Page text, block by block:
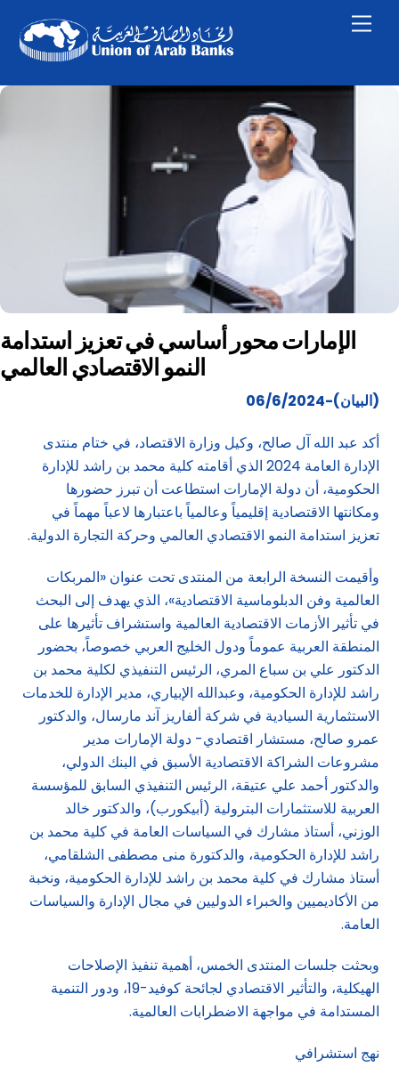
content
الإمارات محور أساسي في تعزيز استدامة
النمو الاقتصادي العالمي
(البيان)-06/6/2024
أكد عبد الله آل صالح، وكيل وزارة الاقتصاد، في ختام منتدى
الإدارة العامة 2024 الذي أقامته كلية محمد بن راشد للإدارة
الحكومية، أن دولة الإمارات استطاعت أن تبرز حضورها
ومكانتها الاقتصادية إقليمياً وعالمياً باعتبارها لاعباً مهماً في
تعزيز استدامة النمو الاقتصادي العالمي وحركة التجارة الدولية.
وأقيمت النسخة الرابعة من المنتدى تحت عنوان «المربكات
العالمية وفن الدبلوماسية الاقتصادية»، الذي يهدف إلى البحث
في تأثير الأزمات الاقتصادية العالمية واستشراف تأثيرها على
المنطقة العربية عموماً ودول الخليج العربي خصوصاً، بحضور
الدكتور علي بن سباع المري، الرئيس التنفيذي لكلية محمد بن
راشد للإدارة الحكومية، وعبدالله الإبياري، مدير الإدارة للخدمات
الاستثمارية السيادية في شركة ألفاريز آند مارسال، والدكتور
عمرو صالح، مستشار اقتصادي- دولة الإمارات مدير
مشروعات الشراكة الاقتصادية الأسبق في البنك الدولي،
والدكتور أحمد علي عتيقة، الرئيس التنفيذي السابق للمؤسسة
العربية للاستثمارات البترولية (أبيكورب)، والدكتور خالد
الوزني، أستاذ مشارك في السياسات العامة في كلية محمد بن
راشد للإدارة الحكومية، والدكتورة منى مصطفى الشلقامي،
أستاذ مشارك في كلية محمد بن راشد للإدارة الحكومية، ونخبة
من الأكاديميين والخبراء الدوليين في مجال الإدارة والسياسات
العامة.
وبحثت جلسات المنتدى الخمس، أهمية تنفيذ الإصلاحات
الهيكلية، والتأثير الاقتصادي لجائحة كوفيد-19، ودور التنمية
المستدامة في مواجهة الاضطرابات العالمية.
نهج استشرافي